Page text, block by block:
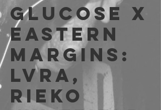
Glucose x
Eastern
Margins:
LVRA,
Rieko